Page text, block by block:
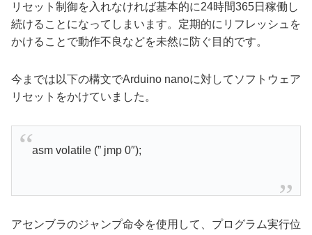
リセット制御を入れなければ基本的に24時間365日稼働し
続けることになってしまいます。定期的にリフレッシュを
かけることで動作不良などを未然に防ぐ目的です。
今までは以下の構文でArduino nanoに対してソフトウェア
リセットをかけていました。
asm volatile (” jmp 0″);
アセンブラのジャンプ命令を使用して、プログラム実行位